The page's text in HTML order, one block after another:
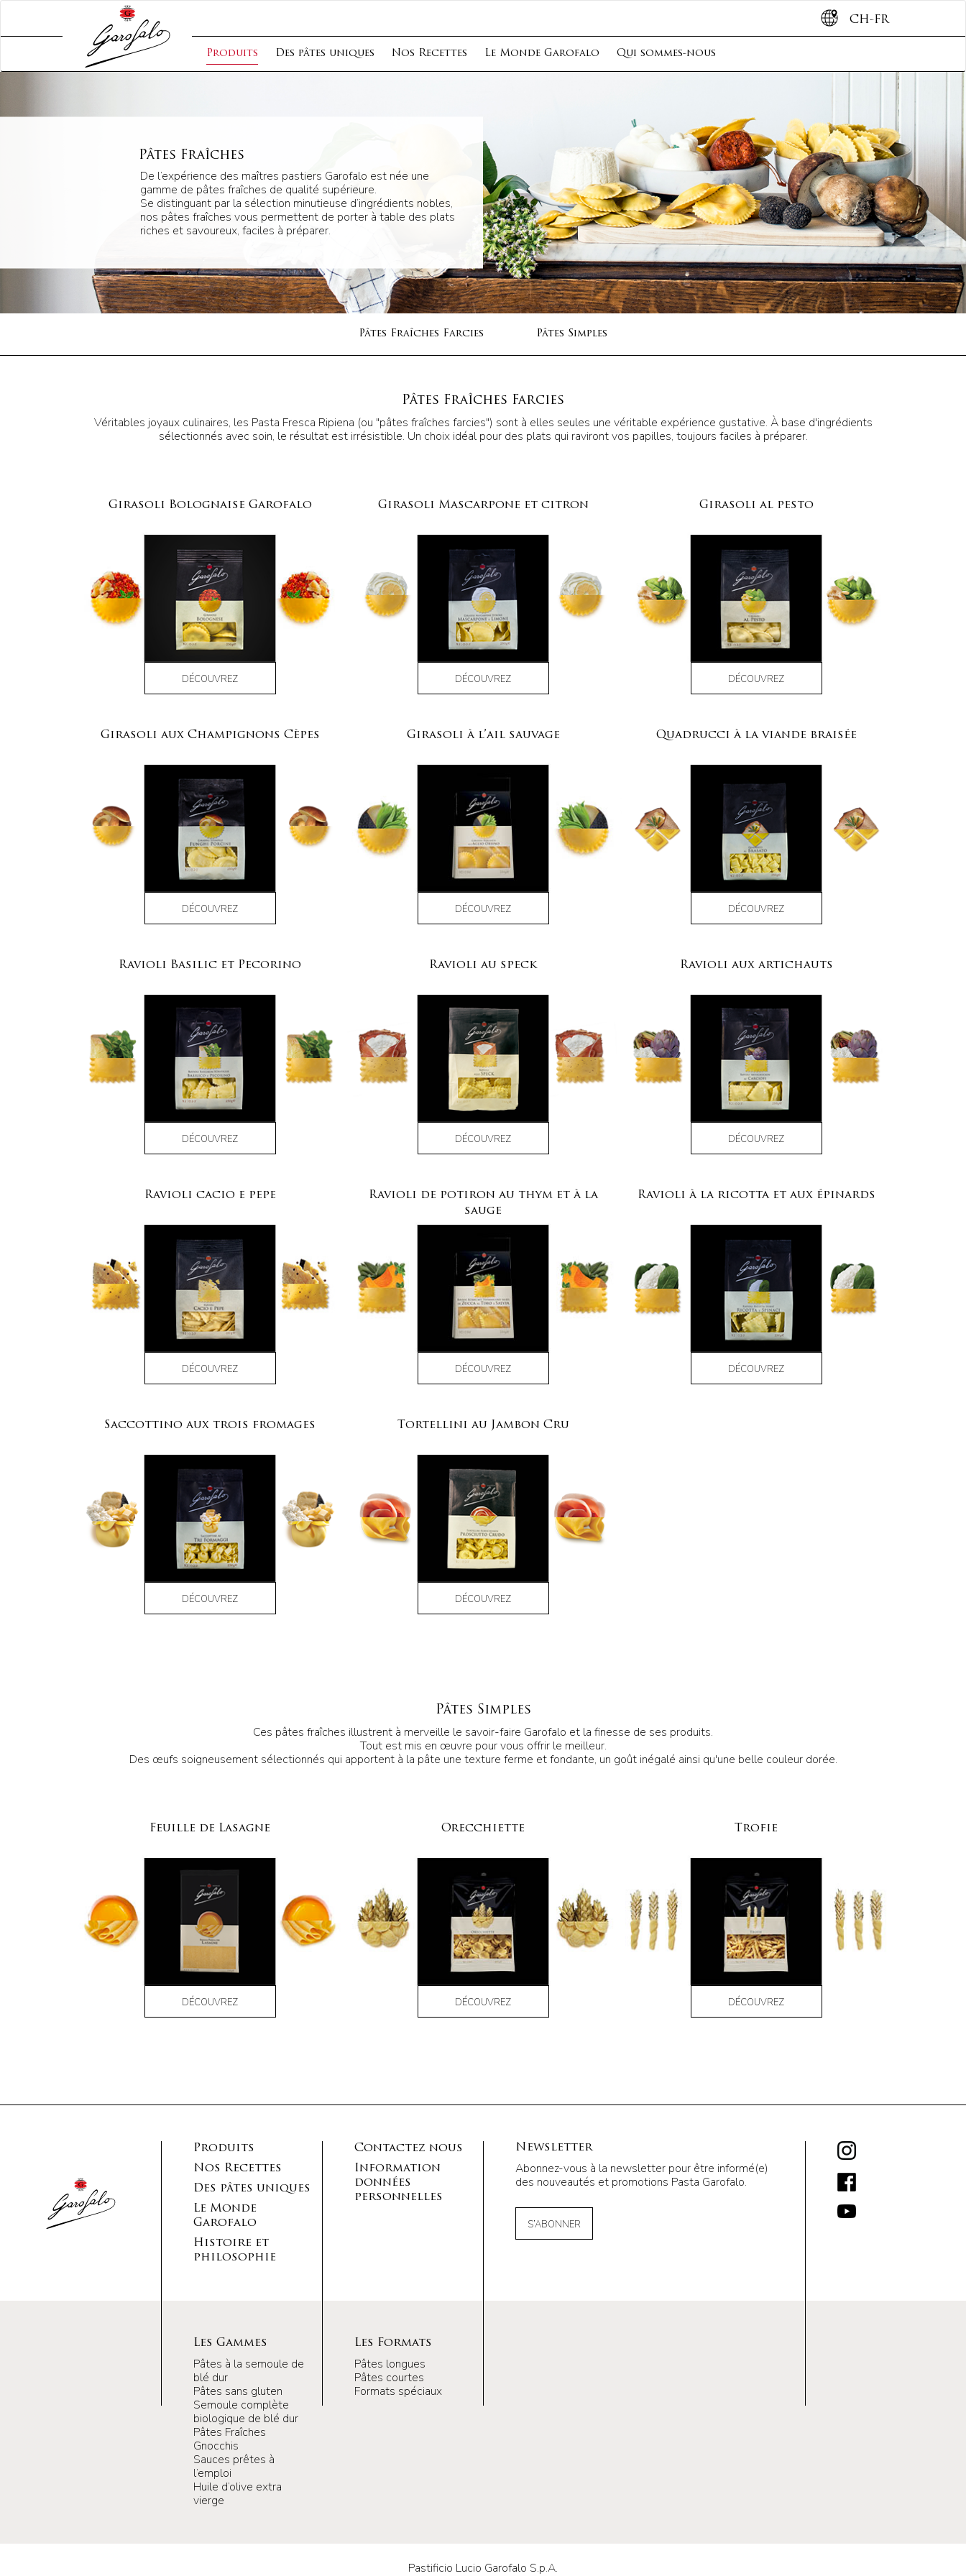
Produits Des pâtes uniques Nos Recettes Le Monde Garofalo Qui sommes-nous
CH-FR
Pâtes Fraîches
De l’expérience des maîtres pastiers Garofalo est née une
gamme de pâtes fraîches de qualité supérieure.
Se distinguant par la sélection minutieuse d’ingrédients nobles,
nos pâtes fraîches vous permettent de porter à table des plats
riches et savoureux, faciles à préparer.
Pâtes Fraîches Farcies Pâtes Simples
Pâtes Fraîches Farcies
Véritables joyaux culinaires, les Pasta Fresca Ripiena (ou "pâtes fraîches farcies") sont à elles seules une véritable expérience gustative. À base d'ingrédients
sélectionnés avec soin, le résultat est irrésistible. Un choix idéal pour des plats qui raviront vos papilles, toujours faciles à préparer.
Girasoli Bolognaise Garofalo
DÉCOUVREZ
Girasoli Mascarpone et citron
DÉCOUVREZ
Girasoli al pesto
DÉCOUVREZ
Girasoli aux Champignons Cèpes
DÉCOUVREZ
Girasoli à l’ail sauvage
DÉCOUVREZ
Quadrucci à la viande braisée
DÉCOUVREZ
Ravioli Basilic et Pecorino
DÉCOUVREZ
Ravioli au speck
DÉCOUVREZ
Ravioli aux artichauts
DÉCOUVREZ
Ravioli cacio e pepe
DÉCOUVREZ
Ravioli de potiron au thym et à la
sauge
DÉCOUVREZ
Ravioli à la ricotta et aux épinards
DÉCOUVREZ
Saccottino aux trois fromages
DÉCOUVREZ
Tortellini au Jambon Cru
DÉCOUVREZ
Pâtes Simples
Ces pâtes fraîches illustrent à merveille le savoir-faire Garofalo et la finesse de ses produits.
Tout est mis en œuvre pour vous offrir le meilleur.
Des œufs soigneusement sélectionnés qui apportent à la pâte une texture ferme et fondante, un goût inégalé ainsi qu'une belle couleur dorée.
Feuille de Lasagne
DÉCOUVREZ
Orecchiette
DÉCOUVREZ
Trofie
DÉCOUVREZ
Produits
Nos Recettes
Des pâtes uniques
Le Monde
Garofalo
Histoire et
philosophie
Contactez nous
Information
données
personnelles
Newsletter
Abonnez-vous à la newsletter pour être informé(e)
des nouveautés et promotions Pasta Garofalo.
S’ABONNER
Les Gammes
Pâtes à la semoule de
blé dur
Pâtes sans gluten
Semoule complète
biologique de blé dur
Pâtes Fraîches
Gnocchis
Sauces prêtes à
l’emploi
Huile d’olive extra
vierge
Les Formats
Pâtes longues
Pâtes courtes
Formats spéciaux
Pastificio Lucio Garofalo S.p.A.